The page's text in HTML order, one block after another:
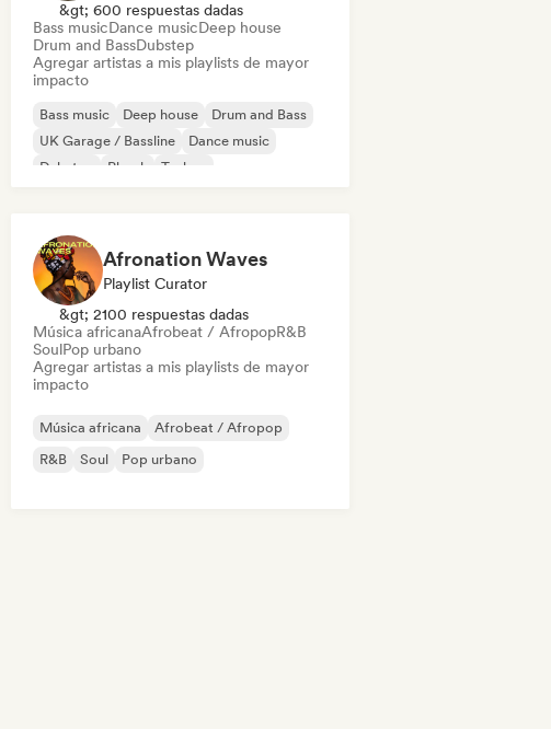
&gt; 600 respuestas dadas
Bass musicDance musicDeep house
Drum and BassDubstep
Agregar artistas a mis playlists de mayor
impacto
Bass music Deep house
Drum and Bass
UK Garage / Bassline
Dance music
Dubstep
Phonk Techno
Afronation Waves
Playlist Curator
&gt; 2100 respuestas dadas
Música africanaAfrobeat / AfropopR&B
SoulPop urbano
Agregar artistas a mis playlists de mayor
impacto
Música africana
Afrobeat / Afropop
R&B
Soul Pop urbano